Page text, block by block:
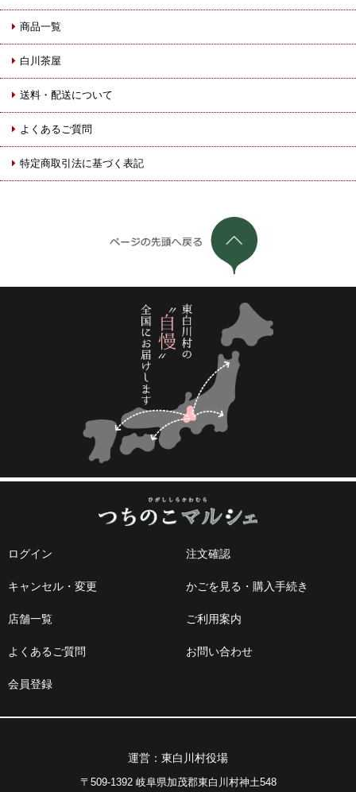
商品一覧
白川茶屋
送料・配送について
よくあるご質問
特定商取引法に基づく表記
ログイン 注文確認
キャンセル・変更 かごを見る・購入手続き
店舗一覧 ご利用案内
よくあるご質問 お問い合わせ
会員登録
運営：東白川村役場
〒509-1392 岐阜県加茂郡東白川村神土548